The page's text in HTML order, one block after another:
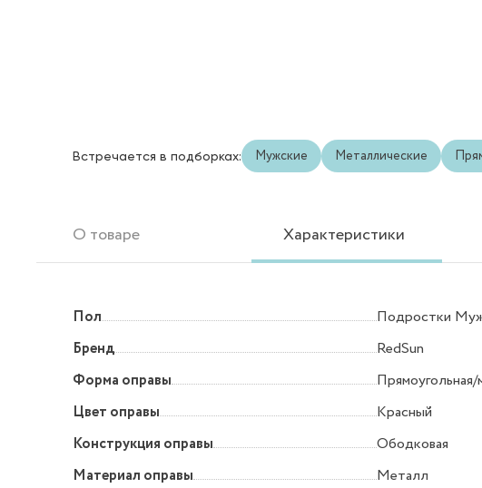
Встречается в подборках: Мужские Металлические
О товаре Характеристики
Пол
Подростки
Бренд
RedSun
Форма оправы
Прямоугольная/
Цвет оправы
Красный
Конструкция оправы
Ободковая
Материал оправы
Металл